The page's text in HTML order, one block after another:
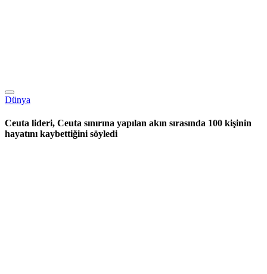
Dünya
Ceuta lideri, Ceuta sınırına yapılan akın sırasında 100 kişinin
hayatını kaybettiğini söyledi